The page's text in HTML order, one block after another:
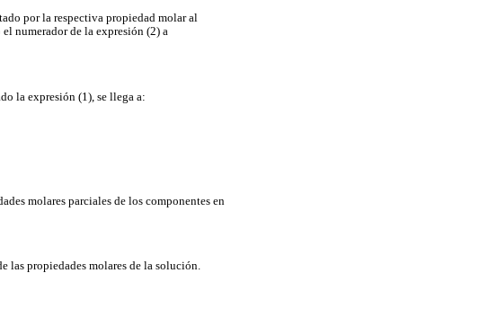
por la respectiva propiedad molar al
numerador de la expresión (2) a
la expresión (1), se llega a:
molares parciales de los componentes en
las propiedades molares de la solución.